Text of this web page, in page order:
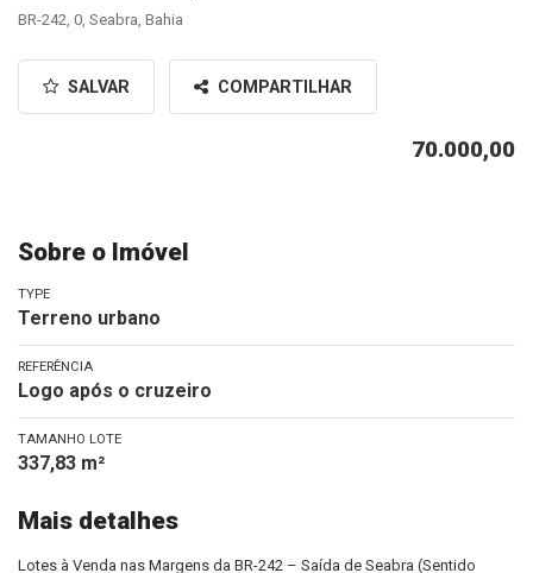
BR-242, 0, Seabra, Bahia
SALVAR COMPARTILHAR
70.000,00
Sobre o Imóvel
TYPE
Terreno urbano
REFERÊNCIA
Logo após o cruzeiro
TAMANHO LOTE
337,83 m²
Mais detalhes
Lotes à Venda nas Margens da BR-242 – Saída de Seabra (Sentido